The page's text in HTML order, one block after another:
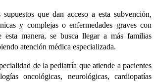
que dan acceso a esta subvención,
y complejas o enfermedades graves con
manera, se busca llegar a más familias
atención médica especializada.
de la pediatría que atiende a pacientes
oncológicas, neurológicas, cardiopatías